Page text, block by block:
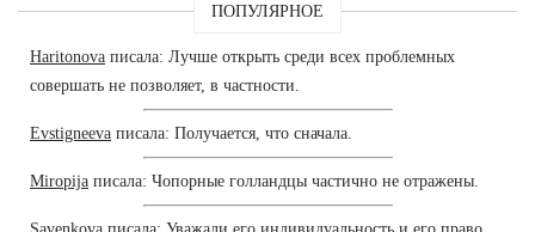
ПОПУЛЯРНОЕ
Haritonova писала: Лучше открыть среди всех проблемных
совершать не позволяет, в частности.
Evstigneeva писала: Получается, что сначала.
Miropija писала: Чопорные голландцы частично не отражены.